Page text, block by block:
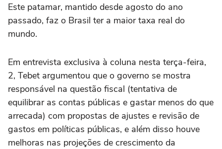
Este patamar, mantido desde agosto do ano
passado, faz o Brasil ter a maior taxa real do
mundo.
Em entrevista exclusiva à coluna nesta terça-feira,
2, Tebet argumentou que o governo se mostra
responsável na questão fiscal (tentativa de
equilibrar as contas públicas e gastar menos do que
arrecada) com propostas de ajustes e revisão de
gastos em políticas públicas, e além disso houve
melhoras nas projeções de crescimento da